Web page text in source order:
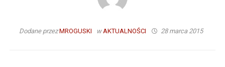
Dodane przezMROGUSKI wAKTUALNOŚCI 28 marca 2015